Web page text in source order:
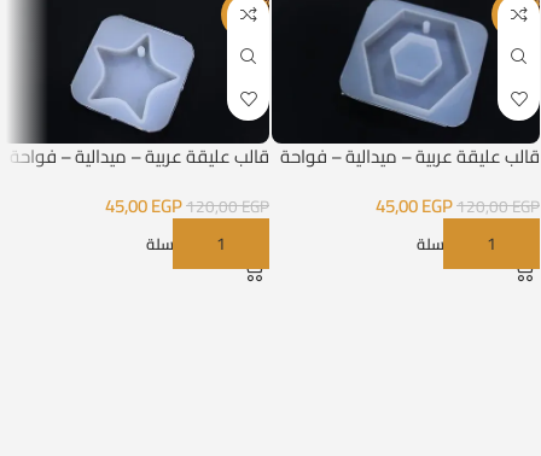
-63%
قالب عليقة عربية – ميدالية – فواحة
120,00EGP
45,00EGP
إضافة إلى السلة
-63%
قالب عليقة عربية – ميدالية – فواحة
120,00EGP
45,00EGP
إضافة إلى السلة